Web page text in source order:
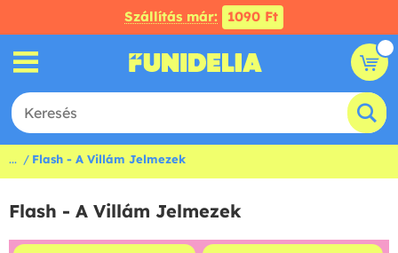
Szállítás már: 1090 Ft
... Flash - A Villám Jelmezek
Flash - A Villám Jelmezek